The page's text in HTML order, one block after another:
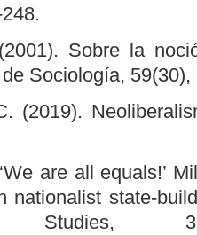
Sobre la
Sociología, 59(30),
(2019).
are all equals!’
nationalist state-